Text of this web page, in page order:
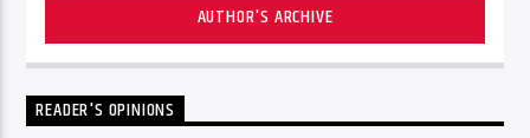
AUTHOR'S ARCHIVE
READER'S OPINIONS